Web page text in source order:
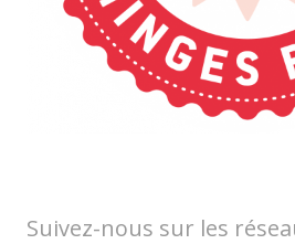
Suivez-nous sur les